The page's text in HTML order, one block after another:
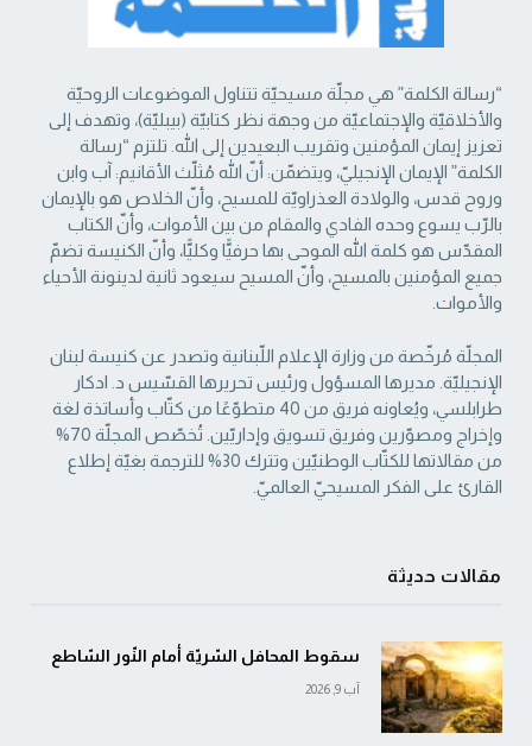
“رسالة الكلمة” هي مجلّة مسيحيّة تتناول الموضوعات الروحيّة
والأخلاقيّة والإجتماعيّة من ‏وجهة نظر كتابيّة (بيبليّة)، وتهدف إلى
تعزيز إيمان المؤمنين وتقريب البعيدين إلى الله. تلتزم “رسالة
‏الكلمة” الإيمان الإنجيليّ، ويتضمّن: أنّ الله مُثلّث الأقانيم: آب وابن
وروح قدس، والولادة العذراويّة ‏للمسيح، وأنّ الخلاص هو بالإيمان
بالرّب يسوع وحده الفادي والمقام من بين الأموات، وأنّ الكتاب
‏المقدّس هو كلمة الله الموحى بها حرفيًّا وكليًّا، وأنّ الكنيسة تضمّ
جميع المؤمنين بالمسيح، وأنّ المسيح ‏سيعود ثانية لدينونة الأحياء
والأموات. ‏
المجلّة مُرخّصة من وزارة الإعلام اللّبنانية وتصدر عن كنيسة لبنان
الإنجيليّة. مديرها المسؤول ‏ورئيس تحريرها القسّيس د. ادكار
طرابلسي، ويُعاونه فريق من 40 متطوّعًا من كتّاب وأساتذة لغة
‏وإخراج ومصوّرين وفريق تسويق وإداريّين. تُخصّص المجلّة 70%
من مقالاتها للكتّاب الوطنيّين ‏وتترك 30% للترجمة بغيّة إطلاع
القارئ على الفكر المسيحيّ العالميّ.‏
مقالات حديثة
سقوط المحافل السّريّة أمام النّور السّاطع
آب 9, 2026